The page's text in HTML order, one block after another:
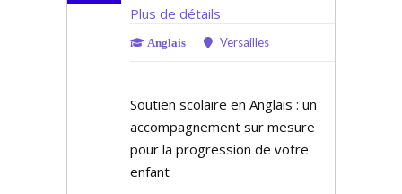
Plus de détails
Anglais Versailles
Soutien scolaire en Anglais : un
accompagnement sur mesure
pour la progression de votre
enfant